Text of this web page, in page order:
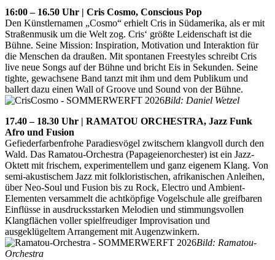
16:00 – 16.50 Uhr | Cris Cosmo, Conscious Pop
Den Künstlernamen „Cosmo“ erhielt Cris in Südamerika, als er mit
Straßenmusik um die Welt zog. Cris‘ größte Leidenschaft ist die
Bühne. Seine Mission: Inspiration, Motivation und Interaktion für
die Menschen da draußen. Mit spontanen Freestyles schreibt Cris
live neue Songs auf der Bühne und bricht Eis in Sekunden. Seine
tighte, gewachsene Band tanzt mit ihm und dem Publikum und
ballert dazu einen Wall of Groove und Sound von der Bühne.
Bild: Daniel Wetzel
17.40 – 18.30 Uhr | RAMATOU ORCHESTRA, Jazz Funk
Afro und Fusion
Gefiederfarbenfrohe Paradiesvögel zwitschern klangvoll durch den
Wald. Das Ramatou-Orchestra (Papageienorchester) ist ein Jazz-
Oktett mit frischem, experimentellem und ganz eigenem Klang. Von
semi-akustischem Jazz mit folkloristischen, afrikanischen Anleihen,
über Neo-Soul und Fusion bis zu Rock, Electro und Ambient-
Elementen versammelt die achtköpfige Vogelschule alle greifbaren
Einflüsse in ausdrucksstarken Melodien und stimmungsvollen
Klangflächen voller spielfreudiger Improvisation und
ausgeklügeltem Arrangement mit Augenzwinkern.
Bild: Ramatou-
Orchestra